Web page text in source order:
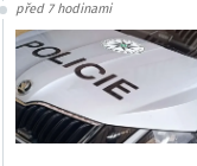
před 7 hodinami